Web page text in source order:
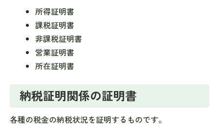
所得証明書
課税証明書
非課税証明書
営業証明書
所在証明書
納税証明関係の証明書
各種の税金の納税状況を証明するものです。